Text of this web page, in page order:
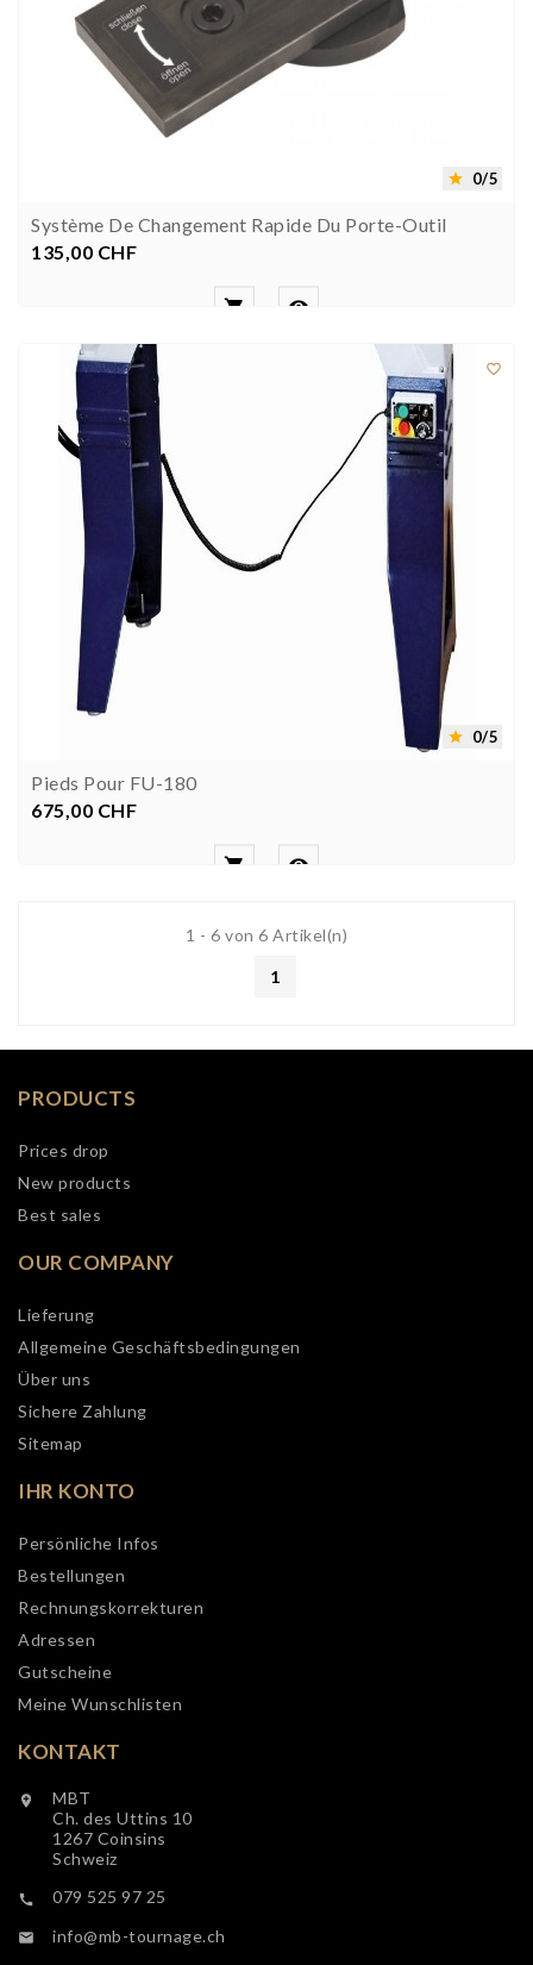
 0/5
Système De Changement Rapide Du Porte-Outil
Preis
135,00 CHF
 

 0/5
Pieds Pour FU-180
Preis
675,00 CHF
 
1 - 6 von 6 Artikel(n)
1
PRODUCTS
Prices drop
New products
Best sales
OUR COMPANY
Lieferung
Allgemeine Geschäftsbedingungen
Über uns
Sichere Zahlung
Sitemap
IHR KONTO
Persönliche Infos
Bestellungen
Rechnungskorrekturen
Adressen
Gutscheine
Meine Wunschlisten
KONTAKT

MBT
Ch. des Uttins 10
1267 Coinsins
Schweiz
 079 525 97 25
 info@mb-tournage.ch